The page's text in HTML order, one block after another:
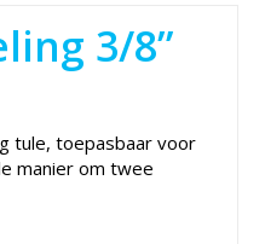
3/8”
tule, toepasbaar voor
manier om twee